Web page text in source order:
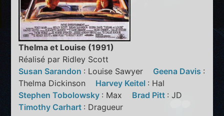
Thelma et Louise (1991)
Réalisé par Ridley Scott
Susan Sarandon : Louise Sawyer Geena Davis :
Thelma Dickinson Harvey Keitel : Hal
Stephen Tobolowsky : Max Brad Pitt : JD
Timothy Carhart : Dragueur